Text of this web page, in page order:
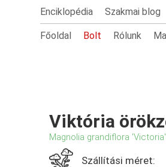
Enciklopédia Szakmai blog
Főoldal Bolt Rólunk
Viktória
Magnolia grandiflora 'Victoria'
Szállítási méret: